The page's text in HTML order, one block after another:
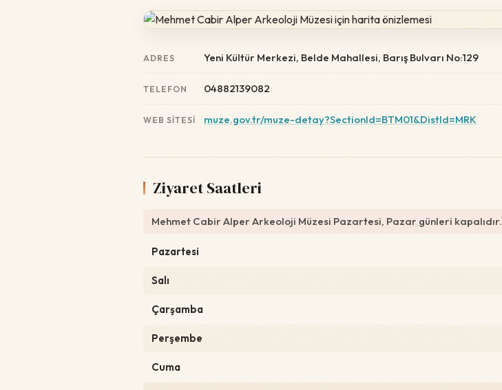
ADRES Yeni Kültür Merkezi, Belde Mahallesi, Barış Bulvarı No:129
TELEFON 04882139082
WEB SITESI muze.gov.tr/muze-detay?SectionId=BTM01&DistId=MRK
Ziyaret Saatleri
Mehmet Cabir Alper Arkeoloji Müzesi Pazartesi, Pazar günleri kapalıdır.
Pazartesi
Salı
Çarşamba
Perşembe
Cuma